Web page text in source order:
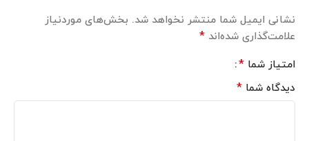
نشانی ایمیل شما منتشر نخواهد شد. بخش‌های موردنیاز
علامت‌گذاری شده‌اند *
امتیاز شما *
دیدگاه شما *